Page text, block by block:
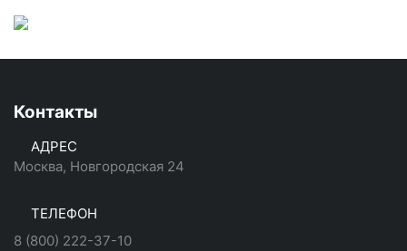
Контакты
АДРЕС
Москва, Новгородская 24
ТЕЛЕФОН
8 (800) 222-37-10